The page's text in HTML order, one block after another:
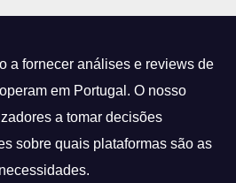
a fornecer análises e reviews de
em Portugal. O nosso
a tomar decisões
sobre quais plataformas são as